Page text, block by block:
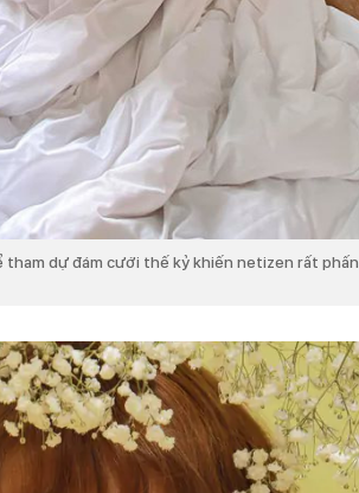
tham dự đám cưới thế kỷ khiến netizen rất phấn